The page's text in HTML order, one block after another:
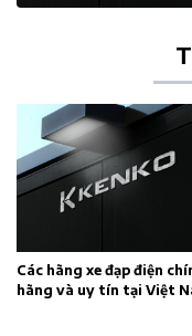
Các hãng xe đạp điện
hãng và uy tín tại Việt